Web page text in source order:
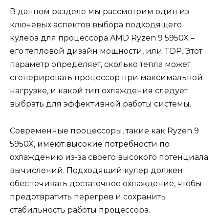
В данном разделе мы рассмотрим один из
ключевых аспектов выбора подходящего
кулера для процессора AMD Ryzen 9 5950X –
его тепловой дизайн мощности, или TDP. Этот
параметр определяет, сколько тепла может
сгенерировать процессор при максимальной
нагрузке, и какой тип охлаждения следует
выбрать для эффективной работы системы.
Современные процессоры, такие как Ryzen 9
5950X, имеют высокие потребности по
охлаждению из-за своего высокого потенциала
вычислений. Подходящий кулер должен
обеспечивать достаточное охлаждение, чтобы
предотвратить перегрев и сохранить
стабильность работы процессора.